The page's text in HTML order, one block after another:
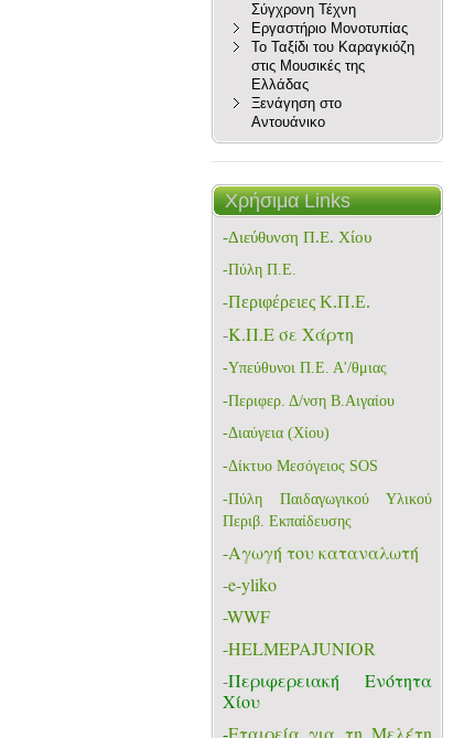
Σύγχρονη Τέχνη
Εργαστήριο Μονοτυπίας
Το Ταξίδι του Καραγκιόζη
στις Μουσικές της
Ελλάδας
Ξενάγηση στο
Αντουάνικο
Χρήσιμα Links
-Διεύθυνση Π.Ε. Χίου
-Πύλη Π.Ε.
-Περιφέρειες Κ.Π.Ε.
-K.Π.Ε σε Χάρτη
-Υπεύθυνοι Π.Ε. Α'/θμιας
-Περιφερ. Δ/νση Β.Αιγαίου
-Διαύγεια (Χίου)
-Δίκτυο Μεσόγειος SOS
-Πύλη Παιδαγωγικού Υλικού
Περιβ. Εκπαίδευσης
-Aγωγή του καταναλωτή
-e-yliko
-WWF
-HELMEPAJUNIOR
-Περιφερειακή Ενότητα
Χίου
-Εταιρεία για τη Μελέτη